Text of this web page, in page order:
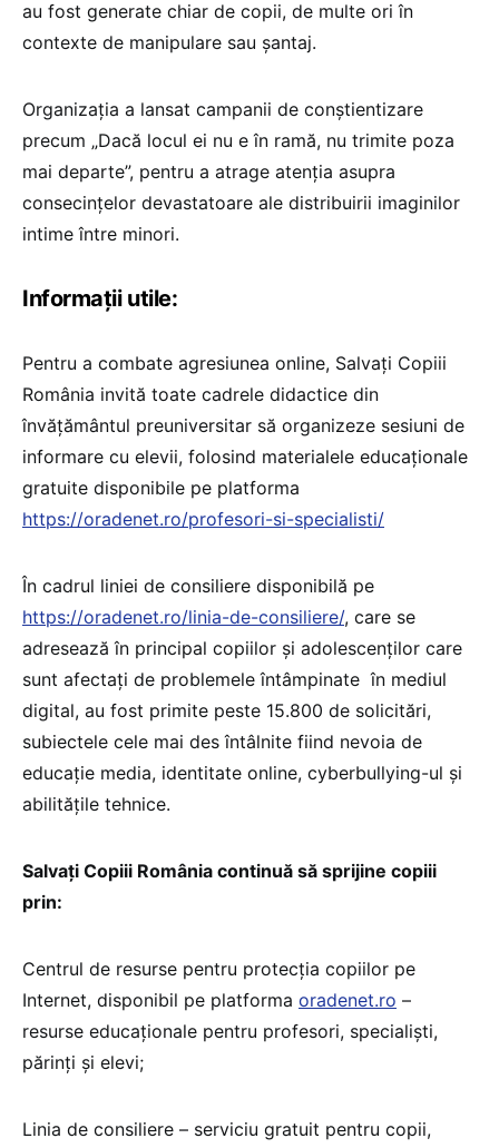
au fost generate chiar de copii, de multe ori în
contexte de manipulare sau șantaj.
Organizația a lansat campanii de conștientizare
precum „Dacă locul ei nu e în ramă, nu trimite poza
mai departe”, pentru a atrage atenția asupra
consecințelor devastatoare ale distribuirii imaginilor
intime între minori.
Informații utile:
Pentru a combate agresiunea online, Salvaţi Copiii
România invită toate cadrele didactice din
învăţământul preuniversitar să organizeze sesiuni de
informare cu elevii, folosind materialele educaţionale
gratuite disponibile pe platforma
https://oradenet.ro/profesori-si-specialisti/
În cadrul liniei de consiliere disponibilă pe
https://oradenet.ro/linia-de-consiliere/, care se
adresează în principal copiilor şi adolescenţilor care
sunt afectaţi de problemele întâmpinate în mediul
digital, au fost primite peste 15.800 de solicitări,
subiectele cele mai des întâlnite fiind nevoia de
educaţie media, identitate online, cyberbullying-ul şi
abilităţile tehnice.
Salvaţi Copiii România continuă să sprijine copiii
prin:
Centrul de resurse pentru protecţia copiilor pe
Internet, disponibil pe platforma oradenet.ro –
resurse educaţionale pentru profesori, specialişti,
părinţi şi elevi;
Linia de consiliere – serviciu gratuit pentru copii,